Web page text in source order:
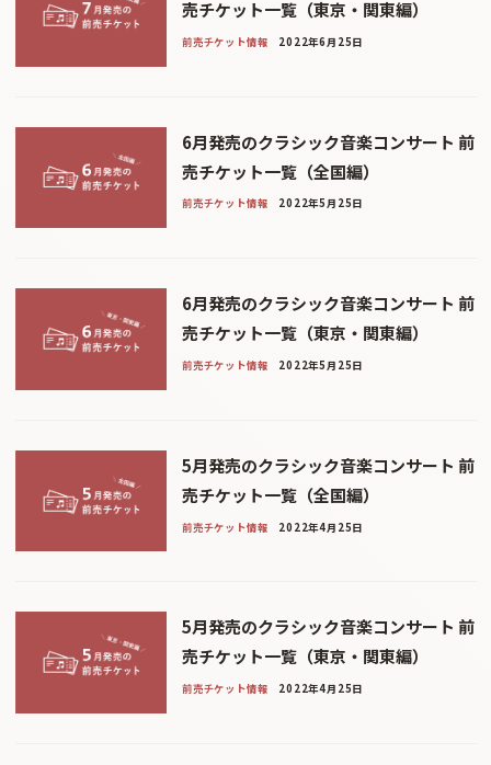
売チケット一覧（東京・関東編）
前売チケット情報 2022年6月25日
6月発売のクラシック音楽コンサート 前
売チケット一覧（全国編）
前売チケット情報 2022年5月25日
6月発売のクラシック音楽コンサート 前
売チケット一覧（東京・関東編）
前売チケット情報 2022年5月25日
5月発売のクラシック音楽コンサート 前
売チケット一覧（全国編）
前売チケット情報 2022年4月25日
5月発売のクラシック音楽コンサート 前
売チケット一覧（東京・関東編）
前売チケット情報 2022年4月25日